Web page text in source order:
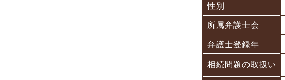
性別
所属弁護士会
弁護士登録年
相続問題の取扱い